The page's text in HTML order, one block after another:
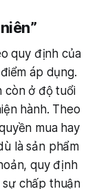
quy định của
áp dụng.
còn ở độ tuổi
hành. Theo
mua hay
là sản phẩm
quy định
chấp thuận